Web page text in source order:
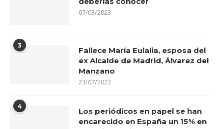
07/03/2023
3
Fallece María Eulalia, esposa del
ex Alcalde de Madrid, Álvarez del
Manzano
23/07/2022
4
Los periódicos en papel se han
encarecido en España un 15% en